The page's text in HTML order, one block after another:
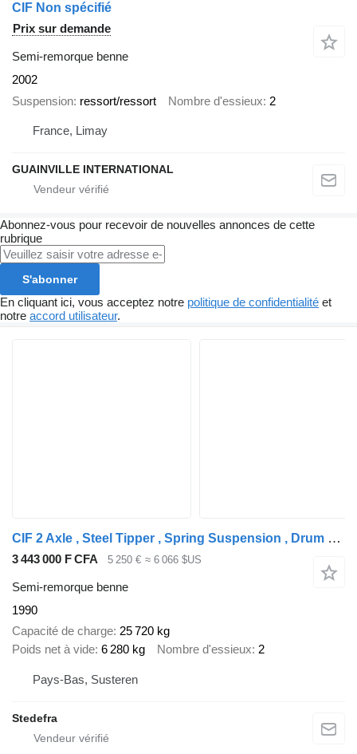
CIF Non spécifié
Prix sur demande
Semi-remorque benne
2002
Suspension ressort/ressort Nombre d'essieux 2
France, Limay
GUAINVILLE INTERNATIONAL
Abonnez-vous pour recevoir de nouvelles annonces de cette
rubrique
S'abonner
En cliquant ici, vous acceptez notre politique de confidentialité et
notre accord utilisateur.
CIF 2 Axle , Steel Tipper , Spring Suspension , Drum Brakes
3 443 000 F CFA 5 250 € ≈ 6 066 $US
Semi-remorque benne
1990
Capacité de charge 25 720 kg
Poids net à vide 6 280 kg Nombre d'essieux 2
Pays-Bas, Susteren
Stedefra